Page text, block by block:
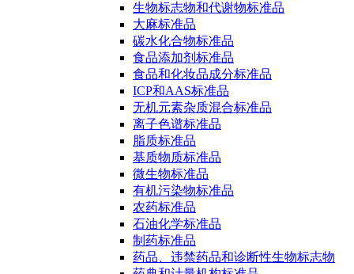
生物标志物和代谢物标准品
大麻标准品
碳水化合物标准品
食品添加剂标准品
食品和化妆品成分标准品
ICP和AAS标准品
无机元素杂质混合标准品
离子色谱标准品
脂质标准品
基质物质标准品
微生物标准品
有机污染物标准品
农药标准品
石油化学标准品
制药标准品
药品、违禁药品和诊断性生物标志物